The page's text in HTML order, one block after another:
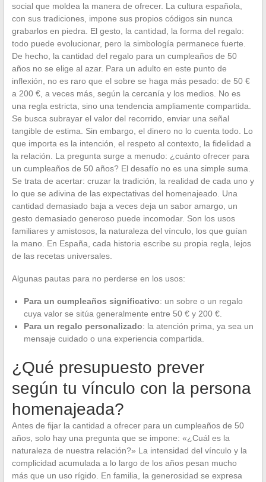
social que moldea la manera de ofrecer. La cultura española,
con sus tradiciones, impone sus propios códigos sin nunca
grabarlos en piedra. El gesto, la cantidad, la forma del regalo:
todo puede evolucionar, pero la simbología permanece fuerte.
De hecho, la cantidad del regalo para un cumpleaños de 50
años no se elige al azar. Para un adulto en este punto de
inflexión, no es raro que el sobre se haga más pesado: de 50 €
a 200 €, a veces más, según la cercanía y los medios. No es
una regla estricta, sino una tendencia ampliamente compartida.
Se busca subrayar el valor del recorrido, enviar una señal
tangible de estima. Sin embargo, el dinero no lo cuenta todo. Lo
que importa es la intención, el respeto al contexto, la fidelidad a
la relación. La pregunta surge a menudo: ¿cuánto ofrecer para
un cumpleaños de 50 años? El desafío no es una simple suma.
Se trata de acertar: cruzar la tradición, la realidad de cada uno y
lo que se adivina de las expectativas del homenajeado. Una
cantidad demasiado baja a veces deja un sabor amargo, un
gesto demasiado generoso puede incomodar. Son los usos
familiares y amistosos, la naturaleza del vínculo, los que guían
la mano. En España, cada historia escribe su propia regla, lejos
de las recetas universales.
Algunas pautas para no perderse en los usos:
Para un cumpleaños significativo: un sobre o un regalo
cuya valor se sitúa generalmente entre 50 € y 200 €.
Para un regalo personalizado: la atención prima, ya sea un
mensaje cuidado o una experiencia compartida.
¿Qué presupuesto prever
según tu vínculo con la persona
homenajeada?
Antes de fijar la cantidad a ofrecer para un cumpleaños de 50
años, solo hay una pregunta que se impone: «¿Cuál es la
naturaleza de nuestra relación?» La intensidad del vínculo y la
complicidad acumulada a lo largo de los años pesan mucho
más que un uso rígido. En familia, la generosidad se expresa